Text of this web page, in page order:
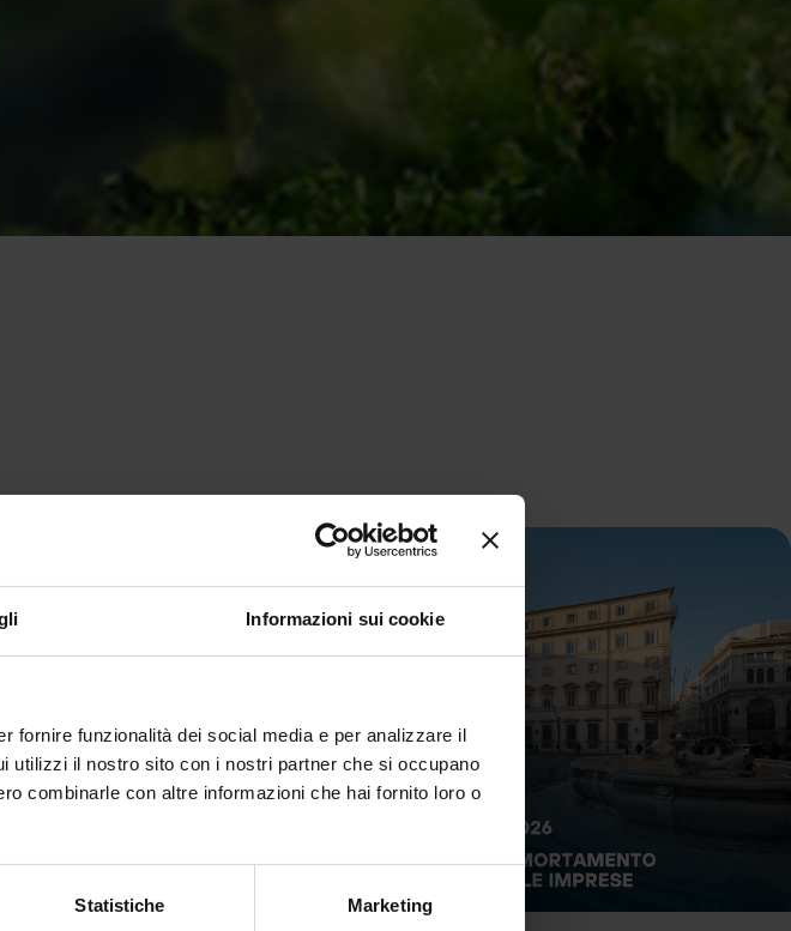
Informazioni sui cookie
fornire funzionalità dei social media e per analizzare il
utilizzi il nostro sito con i nostri partner che si occupano
combinarle con altre informazioni che hai fornito loro o
Statistiche Marketing